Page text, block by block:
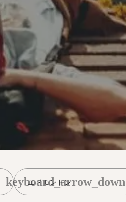
エドモントン
keyboard_arrow_down